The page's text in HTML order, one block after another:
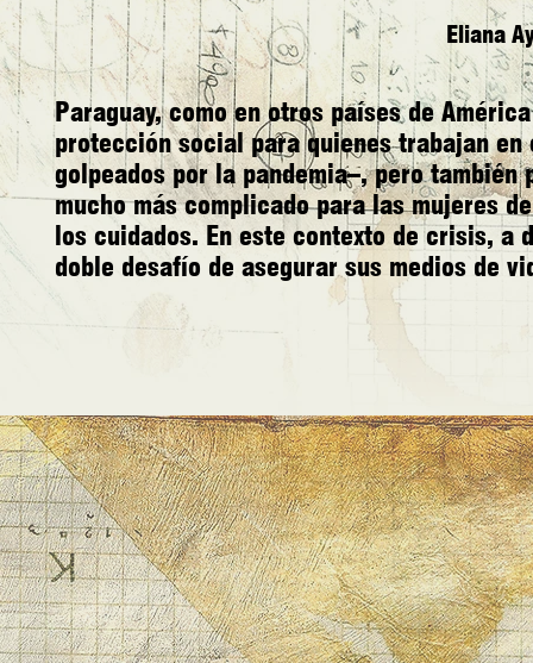
Eliana
Paraguay, como en otros países de
protección social para quienes trabajan
golpeados por la pandemia–, pero
mucho más complicado para las mujeres
los cuidados. En este contexto de crisis,
doble desafío de asegurar sus medios de